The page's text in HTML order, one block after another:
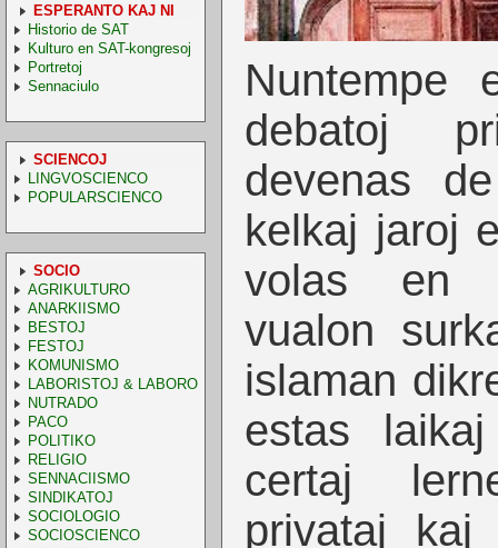
ESPERANTO KAJ NI
Historio de SAT
Kulturo en SAT-kongresoj
Portretoj
Sennaciulo
SCIENCOJ
LINGVOSCIENCO
POPULARSCIENCO
SOCIO
AGRIKULTURO
ANARKIISMO
BESTOJ
FESTOJ
KOMUNISMO
LABORISTOJ & LABORO
NUTRADO
PACO
POLITIKO
RELIGIO
SENNACIISMO
SINDIKATOJ
SOCIOLOGIO
SOCIOSCIENCO
Nuntempe
debatoj
devenas
kelkaj jaroj
volas en
vualon
islaman
estas
certaj
privataj kaj